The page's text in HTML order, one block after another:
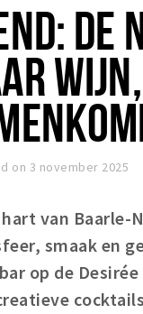
DE
on 3 november 2025
van Baarle-
smaak en
op de